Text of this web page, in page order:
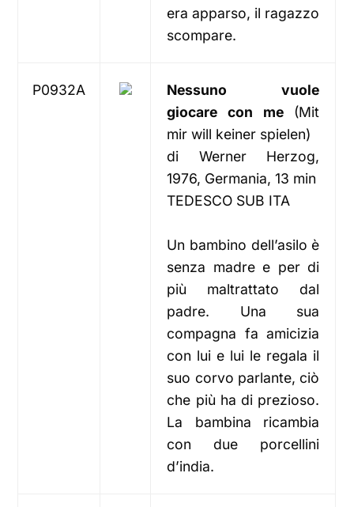
era apparso, il ragazzo
scompare.
P0932A
Nessuno vuole
giocare con me (Mit
mir will keiner spielen)
di Werner Herzog,
1976, Germania, 13 min
TEDESCO SUB ITA
Un bambino dell’asilo è
senza madre e per di
più maltrattato dal
padre. Una sua
compagna fa amicizia
con lui e lui le regala il
suo corvo parlante, ciò
che più ha di prezioso.
La bambina ricambia
con due porcellini
d’india.